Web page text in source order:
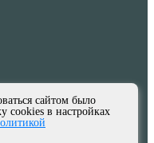
сайтом было
cookies в настройках